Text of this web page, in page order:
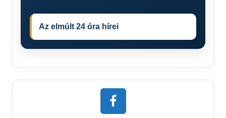
Az elmúlt 24 óra hírei